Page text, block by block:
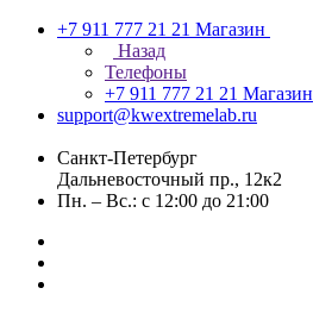
+7 911 777 21 21 Магазин
Назад
Телефоны
+7 911 777 21 21 Магазин
support@kwextremelab.ru
Санкт-Петербург
Дальневосточный пр., 12к2
Пн. – Вс.: с 12:00 до 21:00